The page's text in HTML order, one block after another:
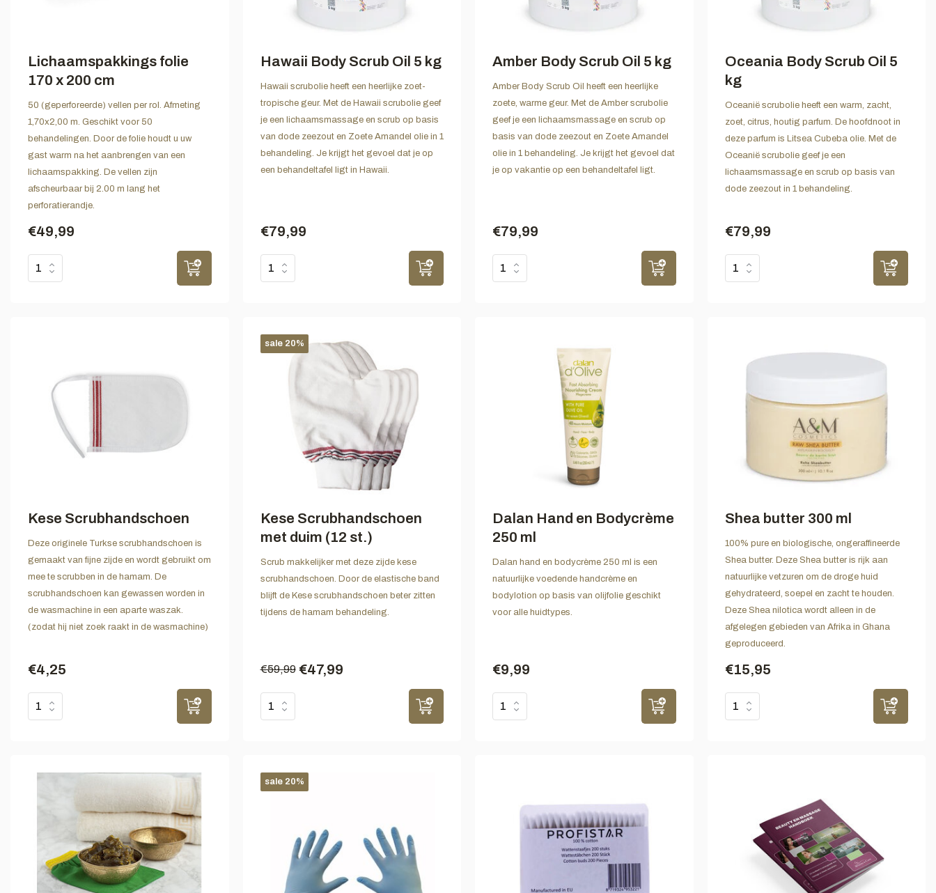
Lichaamspakkings folie
170 x 200 cm
50 (geperforeerde) vellen per rol. Afmeting
1,70x2,00 m. Geschikt voor 50
behandelingen. Door de folie houdt u uw
gast warm na het aanbrengen van een
lichaamspakking. De vellen zijn
afscheurbaar bij 2.00 m lang het
perforatierandje.
€49,99
Hawaii Body Scrub Oil 5 kg
Hawaii scrubolie heeft een heerlijke zoet-
tropische geur. Met de Hawaii scrubolie geef
je een lichaamsmassage en scrub op basis
van dode zeezout en Zoete Amandel olie in 1
behandeling. Je krijgt het gevoel dat je op
een behandeltafel ligt in Hawaii.
€79,99
Amber Body Scrub Oil 5 kg
Amber Body Scrub Oil heeft een heerlijke
zoete, warme geur. Met de Amber scrubolie
geef je een lichaamsmassage en scrub op
basis van dode zeezout en Zoete Amandel
olie in 1 behandeling. Je krijgt het gevoel dat
je op vakantie op een behandeltafel ligt.
€79,99
Oceania Body Scrub Oil 5
kg
Oceanië scrubolie heeft een warm, zacht,
zoet, citrus, houtig parfum. De hoofdnoot in
deze parfum is Litsea Cubeba olie. Met de
Oceanië scrubolie geef je een
lichaamsmassage en scrub op basis van
dode zeezout in 1 behandeling.
€79,99
Kese Scrubhandschoen
Deze originele Turkse scrubhandschoen is
gemaakt van fijne zijde en wordt gebruikt om
mee te scrubben in de hamam. De
scrubhandschoen kan gewassen worden in
de wasmachine in een aparte waszak.
(zodat hij niet zoek raakt in de wasmachine)
€4,25
sale 20%
Kese Scrubhandschoen
met duim (12 st.)
Scrub makkelijker met deze zijde kese
scrubhandschoen. Door de elastische band
blijft de Kese scrubhandschoen beter zitten
tijdens de hamam behandeling.
€59,99 €47,99
Dalan Hand en Bodycrème
250 ml
Dalan hand en bodycrème 250 ml is een
natuurlijke voedende handcrème en
bodylotion op basis van olijfolie geschikt
voor alle huidtypes.
€9,99
Shea butter 300 ml
100% pure en biologische, ongeraffineerde
Shea butter. Deze Shea butter is rijk aan
natuurlijke vetzuren om de droge huid
gehydrateerd, soepel en zacht te houden.
Deze Shea nilotica wordt alleen in de
afgelegen gebieden van Afrika in Ghana
geproduceerd.
€15,95
sale 20%